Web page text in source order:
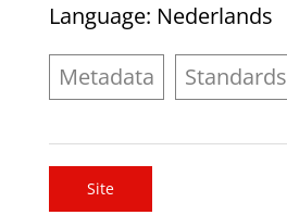
Language: Nederlands
Metadata Standards
Site